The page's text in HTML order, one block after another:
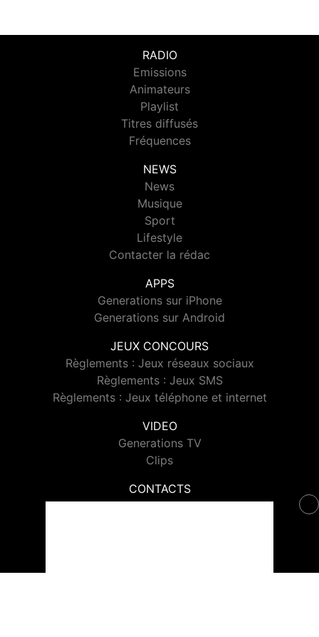
RADIO
Emissions
Animateurs
Playlist
Titres diffusés
Fréquences
NEWS
News
Musique
Sport
Lifestyle
Contacter la rédac
APPS
Generations sur iPhone
Generations sur Android
JEUX CONCOURS
Règlements : Jeux réseaux sociaux
Règlements : Jeux SMS
Règlements : Jeux téléphone et internet
VIDEO
Generations TV
Clips
CONTACTS
Contacter Generations